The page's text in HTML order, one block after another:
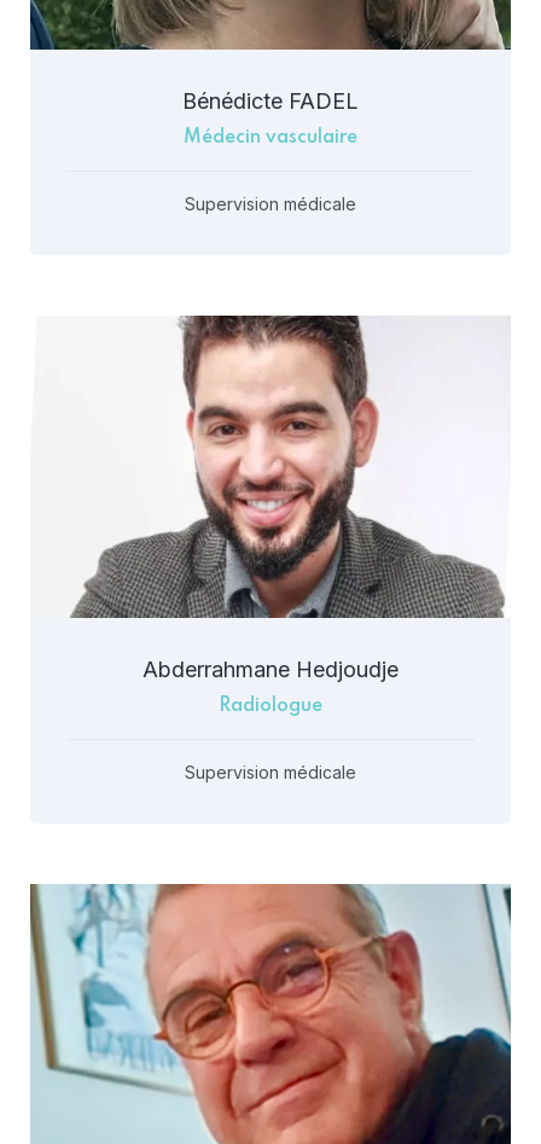
Bénédicte FADEL
Médecin vasculaire
Supervision médicale
Abderrahmane Hedjoudje
Radiologue
Supervision médicale